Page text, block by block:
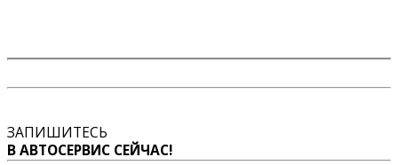
ЗАПИШИТЕСЬ
В АВТОСЕРВИС СЕЙЧАС!